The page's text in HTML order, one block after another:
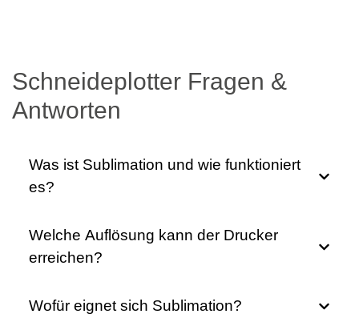
Schneideplotter Fragen &
Antworten
Was ist Sublimation und wie funktioniert
es?
Welche Auflösung kann der Drucker
erreichen?
Wofür eignet sich Sublimation?